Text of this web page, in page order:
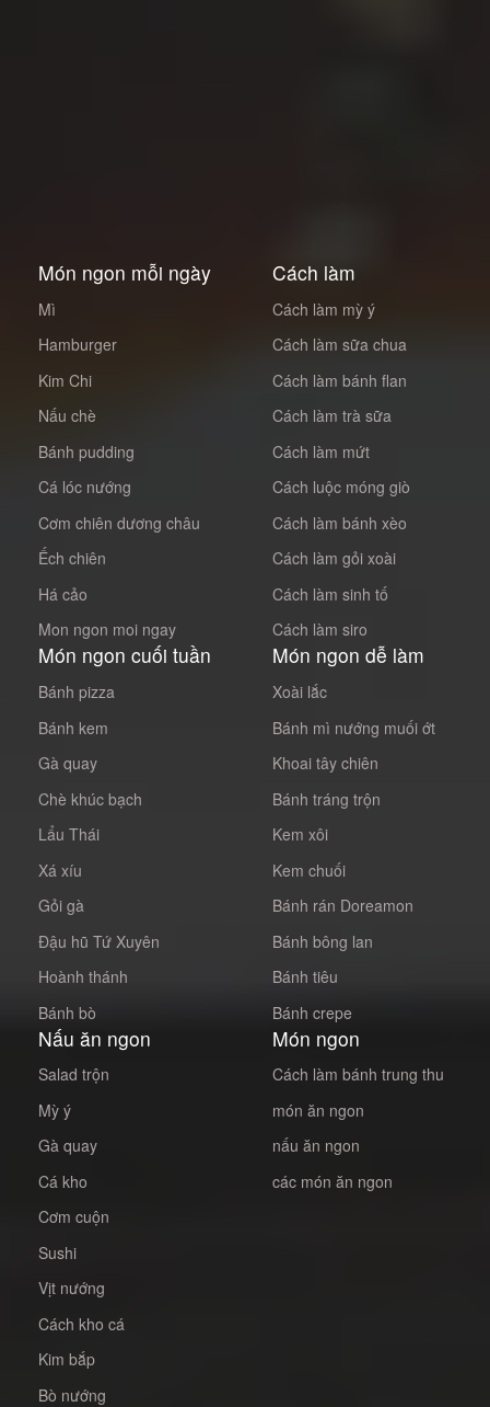
Món ngon mỗi ngày
Mì
Hamburger
Kim Chi
Nấu chè
Bánh pudding
Cá lóc nướng
Cơm chiên dương châu
Ếch chiên
Há cảo
Mon ngon moi ngay
Cách làm
Cách làm mỳ ý
Cách làm sữa chua
Cách làm bánh flan
Cách làm trà sữa
Cách làm mứt
Cách luộc móng giò
Cách làm bánh xèo
Cách làm gỏi xoài
Cách làm sinh tố
Cách làm siro
Món ngon cuối tuần
Bánh pizza
Bánh kem
Gà quay
Chè khúc bạch
Lẩu Thái
Xá xíu
Gỏi gà
Đậu hũ Tứ Xuyên
Hoành thánh
Bánh bò
Món ngon dễ làm
Xoài lắc
Bánh mì nướng muối ớt
Khoai tây chiên
Bánh tráng trộn
Kem xôi
Kem chuối
Bánh rán Doreamon
Bánh bông lan
Bánh tiêu
Bánh crepe
Nấu ăn ngon
Salad trộn
Mỳ ý
Gà quay
Cá kho
Cơm cuộn
Sushi
Vịt nướng
Cách kho cá
Kim bắp
Bò nướng
Món ngon
Cách làm bánh trung thu
món ăn ngon
nấu ăn ngon
các món ăn ngon